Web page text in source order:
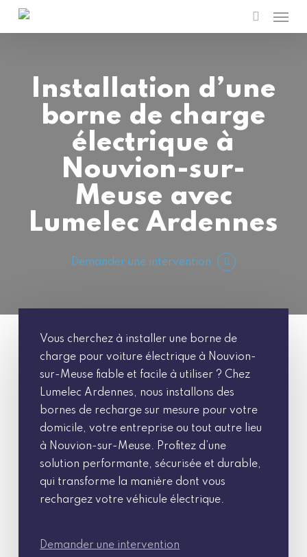
Skip
search
Installation d’une
borne de charge
électrique à
Nouvion-sur-
Meuse avec
Lumelec Ardennes
Demander une intervention
Vous cherchez à installer une borne de
charge pour voiture électrique à Nouvion-
sur-Meuse fiable et facile à utiliser ? Chez
Lumelec Ardennes, nous installons des
bornes de recharge sur mesure pour votre
domicile, votre entreprise ou tout autre lieu
à Nouvion-sur-Meuse. Profitez d’une
solution performante, sécurisée et durable,
qui transforme la manière dont vous
rechargez votre véhicule électrique.
Demander une intervention